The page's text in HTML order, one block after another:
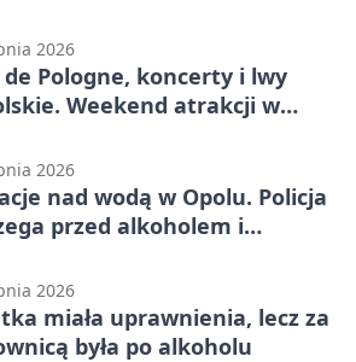
2026
de Pologne, koncerty i lwy
Weekend atrakcji w
2026
nad wodą w Opolu. Policja
przed alkoholem i
2026
miała uprawnienia, lecz za
była po alkoholu